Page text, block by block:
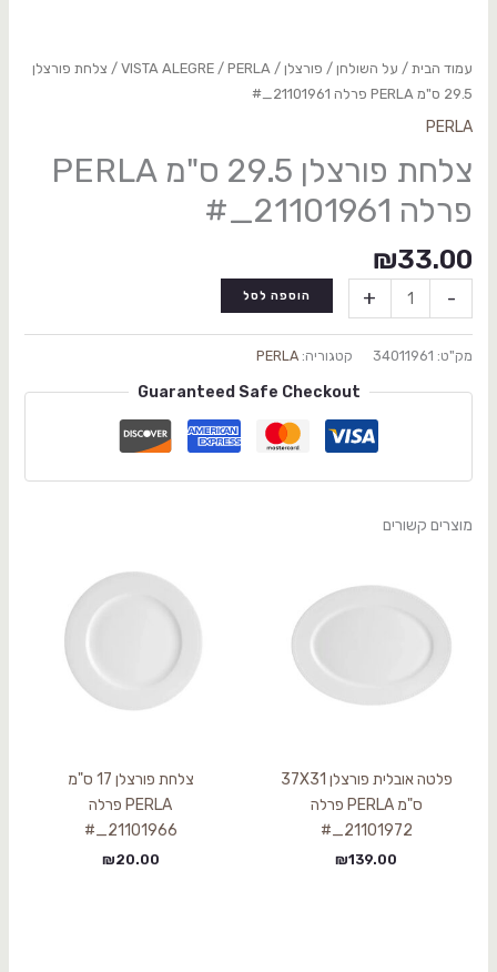
עמוד הבית/ על השולחן / פורצלן /
VISTA ALEGRE /PERLA
/ צלחת פורצלן
29.5 ס"מ PERLA פרלה 21101961_#
PERLA
צלחת פורצלן 29.5 ס"מ PERLA
פרלה 21101961_#
₪33.00
-
+ הוספה לסל
מק"ט: 34011961 קטגוריה: PERLA
Guaranteed Safe Checkout
מוצרים קשורים
פלטה אובלית פורצלן 37X31
ס"מ PERLA פרלה
21101972_#
₪139.00
צלחת פורצלן 17 ס"מ
PERLA פרלה
21101966_#
₪20.00